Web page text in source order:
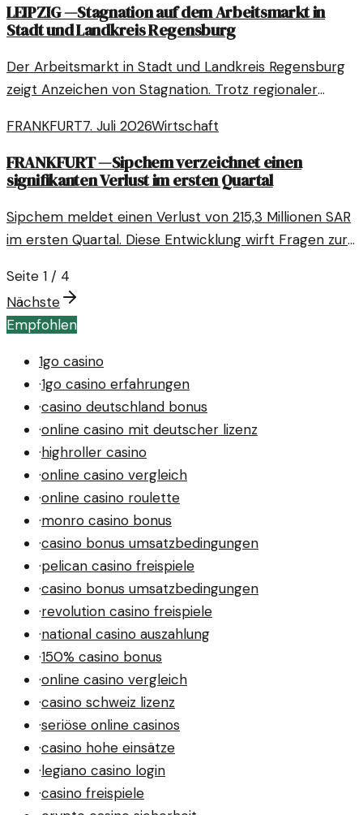
LEIPZIG—Stagnation auf dem Arbeitsmarkt in
Stadt und Landkreis Regensburg
Der Arbeitsmarkt in Stadt und Landkreis Regensburg
zeigt Anzeichen von Stagnation. Trotz regionaler
Beschäftigungszahlen in den letzten Monaten nahezu
unverändert geblieben.
FRANKFURT7. Juli 2026Wirtschaft
FRANKFURT—Sipchem verzeichnet einen
signifikanten Verlust im ersten Quartal
Sipchem meldet einen Verlust von 215,3 Millionen SAR
im ersten Quartal. Diese Entwicklung wirft Fragen zur
auf.
Seite 1 / 4
Nächste
Empfohlen
1go casino
·1go casino erfahrungen
·casino deutschland bonus
·online casino mit deutscher lizenz
·highroller casino
·online casino vergleich
·online casino roulette
·monro casino bonus
·casino bonus umsatzbedingungen
·pelican casino freispiele
·casino bonus umsatzbedingungen
·revolution casino freispiele
·national casino auszahlung
·150% casino bonus
·online casino vergleich
·casino schweiz lizenz
·seriöse online casinos
·casino hohe einsätze
·legiano casino login
·casino freispiele